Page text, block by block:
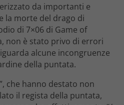
da importanti e
la morte del drago di
di 7×06 di Game of
non è stato privo di errori
alcune incongruenze
della puntata.
che hanno destato non
il regista della puntata,